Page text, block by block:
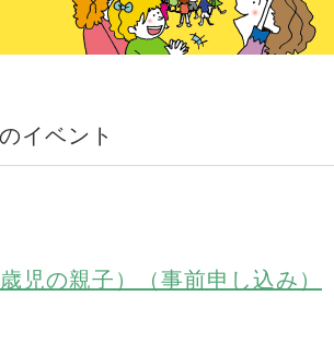
イベント
児の親子）（事前申し込み）